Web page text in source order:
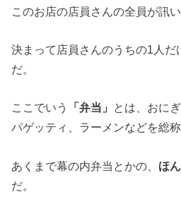
このお店の店員さんの全員が訊
決まって店員さんのうちの1人
だ。
ここでいう 「弁当」 とは、おに
パゲッティ、ラーメンなどを総
あくまで幕の内弁当とかの、 ほ
だ。